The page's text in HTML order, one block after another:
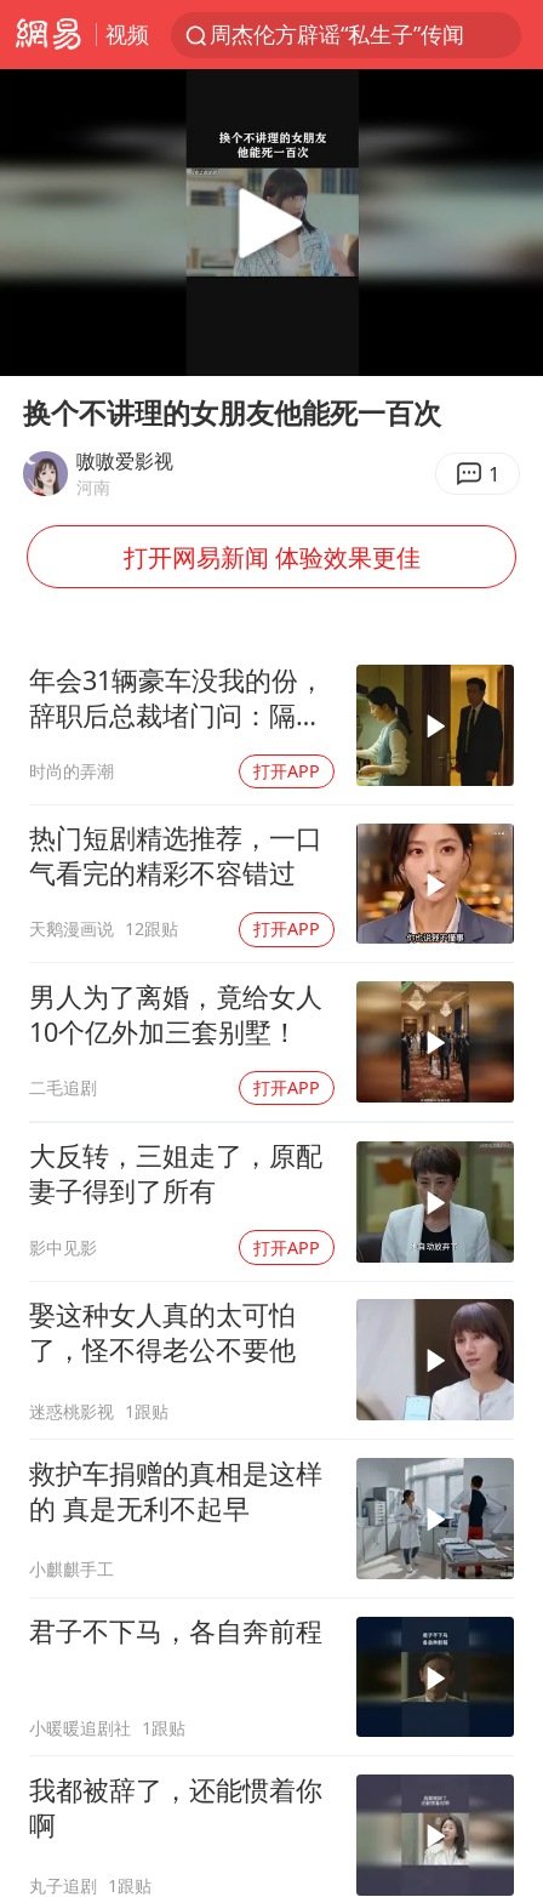
视频
周杰伦方辟谣“私生子”传闻
台风白海豚可能在浙江登陆
因凡蒂诺首次公开道歉
38岁山东财大教授刘海明逝世
陕西柞水遭遇暴雨五千余户群众转移
汕头市政府被约谈
董路致歉：泰国10岁黑人父母是伪造的
外交部回应日本将中国列为最大挑战
坚持党全面领导和党中央集中统一领导
Play
换个不讲理的女朋友他能死一百次
嗷嗷爱影视
河南 1
打开网易新闻 体验效果更佳
年会31辆豪车没我的份，
辞职后总裁堵门问：隔壁
时尚的弄潮 打开APP
热门短剧精选推荐，一口
气看完的精彩不容错过
天鹅漫画说 12跟贴 打开APP
男人为了离婚，竟给女人
10个亿外加三套别墅！
二毛追剧 打开APP
大反转，三姐走了，原配
妻子得到了所有
影中见影 打开APP
娶这种女人真的太可怕
了，怪不得老公不要他
迷惑桃影视 1跟贴
救护车捐赠的真相是这样
的 真是无利不起早
小麒麒手工
君子不下马，各自奔前程
小暖暖追剧社 1跟贴
我都被辞了，还能惯着你
啊
丸子追剧 1跟贴